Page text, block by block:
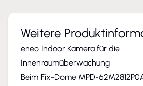
Weitere
eneo Indoor Kamera für die
Innenraumüberwachung
Beim Fix-Dome MPD-